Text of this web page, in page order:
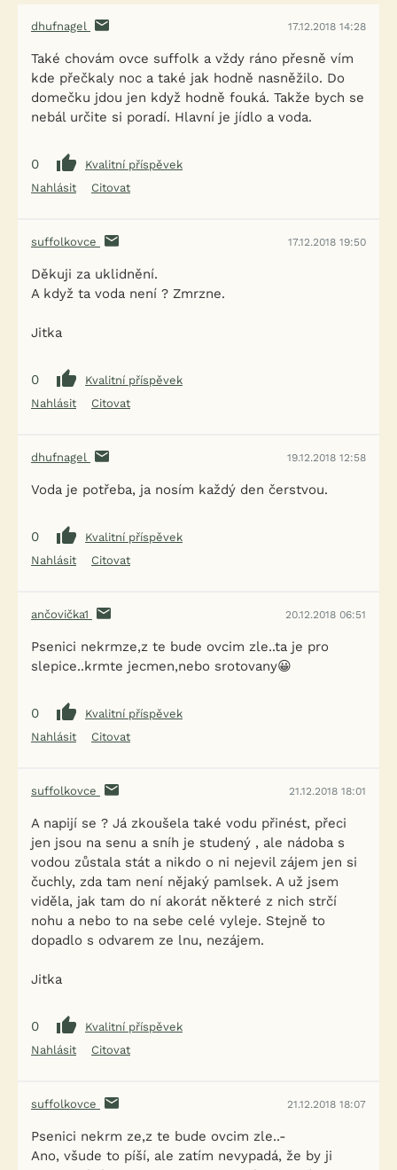
dhufnagel 17.12.2018 14:28
Také chovám ovce suffolk a vždy ráno přesně vím
kde přečkaly noc a také jak hodně nasněžilo. Do
domečku jdou jen když hodně fouká. Takže bych se
nebál určite si poradí. Hlavní je jídlo a voda.
0
Kvalitní příspěvek
Nahlásit
Citovat
suffolkovce 17.12.2018 19:50
Děkuji za uklidnění.
A když ta voda není ? Zmrzne.
Jitka
0
Kvalitní příspěvek
Nahlásit
Citovat
dhufnagel 19.12.2018 12:58
Voda je potřeba, ja nosím každý den čerstvou.
0
Kvalitní příspěvek
Nahlásit
Citovat
ančovička1 20.12.2018 06:51
Psenici nekrmze,z te bude ovcim zle..ta je pro
slepice..krmte jecmen,nebo srotovany😀
0
Kvalitní příspěvek
Nahlásit
Citovat
suffolkovce 21.12.2018 18:01
A napijí se ? Já zkoušela také vodu přinést, přeci
jen jsou na senu a sníh je studený , ale nádoba s
vodou zůstala stát a nikdo o ni nejevil zájem jen si
čuchly, zda tam není nějaký pamlsek. A už jsem
viděla, jak tam do ní akorát některé z nich strčí
nohu a nebo to na sebe celé vyleje. Stejně to
dopadlo s odvarem ze lnu, nezájem.
Jitka
0
Kvalitní příspěvek
Nahlásit
Citovat
suffolkovce 21.12.2018 18:07
Psenici nekrm ze,z te bude ovcim zle..-
Ano, všude to píší, ale zatím nevypadá, že by ji